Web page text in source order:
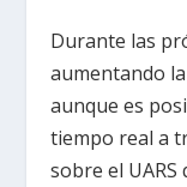
Durante las
aumentando
aunque es
tiempo real a
sobre el